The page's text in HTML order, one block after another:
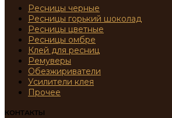
Ресницы черные
Ресницы горький шоколад
Ресницы цветные
Ресницы омбре
Клей для ресниц
Ремуверы
Обезжириватели
Усилители клея
Прочее
КОНТАКТЫ